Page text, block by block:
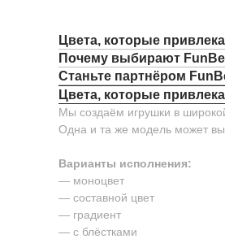
Цвета, которые
Почему выбирают
Станьте партнёром
Цвета, которые
Мы создаём игрушки в
Одна и та же модель может
Варианты исполнения:
— моноцвет
— составной цвет
— градиент
— с блёстками